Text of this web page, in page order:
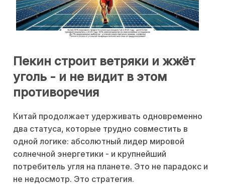
Пекин строит ветряки и жжёт
уголь - и не видит в этом
противоречия
Китай продолжает удерживать одновременно
два статуса, которые трудно совместить в
одной логике: абсолютный лидер мировой
солнечной энергетики - и крупнейший
потребитель угля на планете. Это не парадокс и
не недосмотр. Это стратегия.